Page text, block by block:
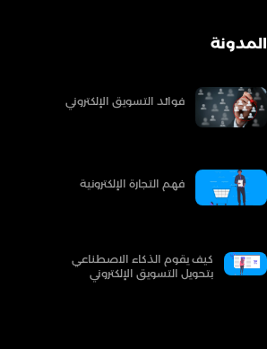
المدونة
فوائد التسويق الإلكتروني
فهم التجارة الإلكترونية
كيف يقوم الذكاء الاصطناعي
بتحويل التسويق الإلكتروني